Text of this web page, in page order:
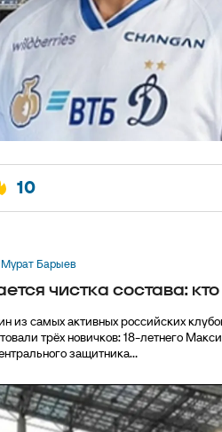
10
Мурат Барыев
чистка состава:
из самых активных российских
трёх новичков: 18-летнего
защитника...